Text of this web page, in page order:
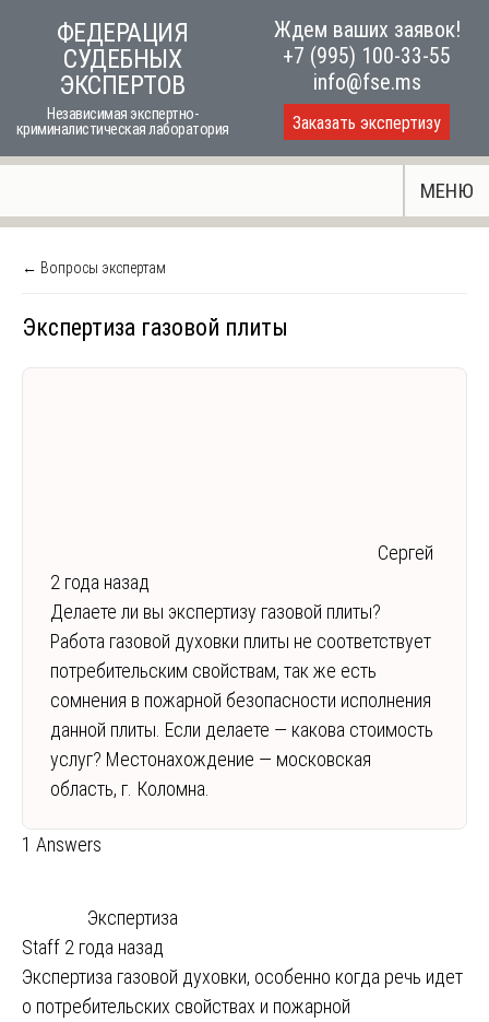
ФЕДЕРАЦИЯ
СУДЕБНЫХ
ЭКСПЕРТОВ
Независимая экспертно-
криминалистическая лаборатория
Ждем ваших заявок!
+7 (995) 100-33-55
info@fse.ms
Заказать экспертизу
МЕНЮ
← Вопросы экспертам
Экспертиза газовой плиты
Сергей
2 года назад
Делаете ли вы экспертизу газовой плиты?
Работа газовой духовки плиты не соответствует
потребительским свойствам, так же есть
сомнения в пожарной безопасности исполнения
данной плиты. Если делаете — какова стоимость
услуг? Местонахождение — московская
область, г. Коломна.
1 Answers
Экспертиза
Staff 2 года назад
Экспертиза газовой духовки, особенно когда речь идет
о потребительских свойствах и пожарной